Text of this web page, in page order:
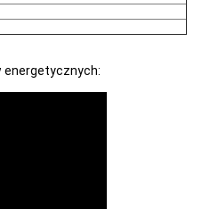
energetycznych: